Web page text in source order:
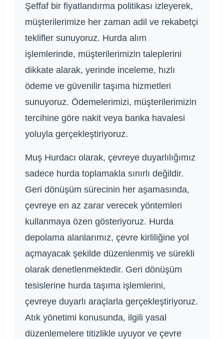
Şeffaf bir fiyatlandırma politikası izleyerek,
müşterilerimize her zaman adil ve rekabetçi
teklifler sunuyoruz. Hurda alım
işlemlerinde, müşterilerimizin taleplerini
dikkate alarak, yerinde inceleme, hızlı
ödeme ve güvenilir taşıma hizmetleri
sunuyoruz. Ödemelerimizi, müşterilerimizin
tercihine göre nakit veya banka havalesi
yoluyla gerçekleştiriyoruz.
Muş Hurdacı olarak, çevreye duyarlılığımız
sadece hurda toplamakla sınırlı değildir.
Geri dönüşüm sürecinin her aşamasında,
çevreye en az zarar verecek yöntemleri
kullanmaya özen gösteriyoruz. Hurda
depolama alanlarımız, çevre kirliliğine yol
açmayacak şekilde düzenlenmiş ve sürekli
olarak denetlenmektedir. Geri dönüşüm
tesislerine hurda taşıma işlemlerini,
çevreye duyarlı araçlarla gerçekleştiriyoruz.
Atık yönetimi konusunda, ilgili yasal
düzenlemelere titizlikle uyuyor ve çevre